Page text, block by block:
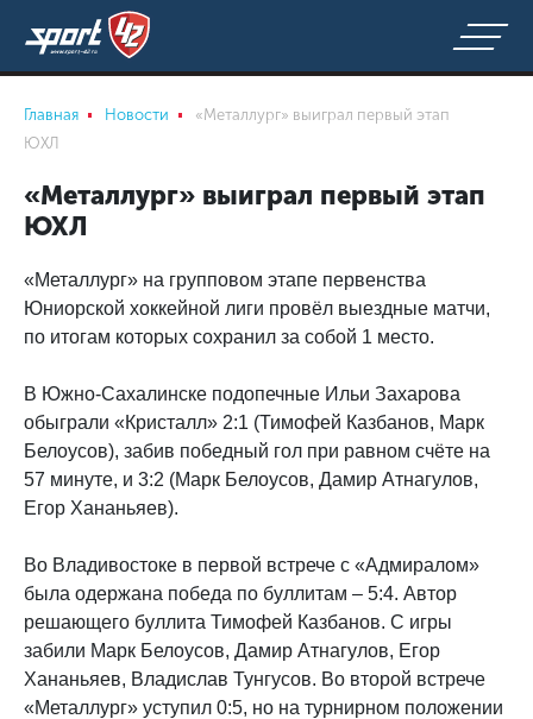
Главная Новости
«Металлург» выиграл первый этап
ЮХЛ
«Металлург» выиграл первый этап
ЮХЛ
«Металлург» на групповом этапе первенства
Юниорской хоккейной лиги провёл выездные матчи,
по итогам которых сохранил за собой 1 место.
В Южно-Сахалинске подопечные Ильи Захарова
обыграли «Кристалл» 2:1 (Тимофей Казбанов, Марк
Белоусов), забив победный гол при равном счёте на
57 минуте, и 3:2 (Марк Белоусов, Дамир Атнагулов,
Егор Хананьяев).
Во Владивостоке в первой встрече с «Адмиралом»
была одержана победа по буллитам – 5:4. Автор
решающего буллита Тимофей Казбанов. С игры
забили Марк Белоусов, Дамир Атнагулов, Егор
Хананьяев, Владислав Тунгусов. Во второй встрече
«Металлург» уступил 0:5, но на турнирном положении